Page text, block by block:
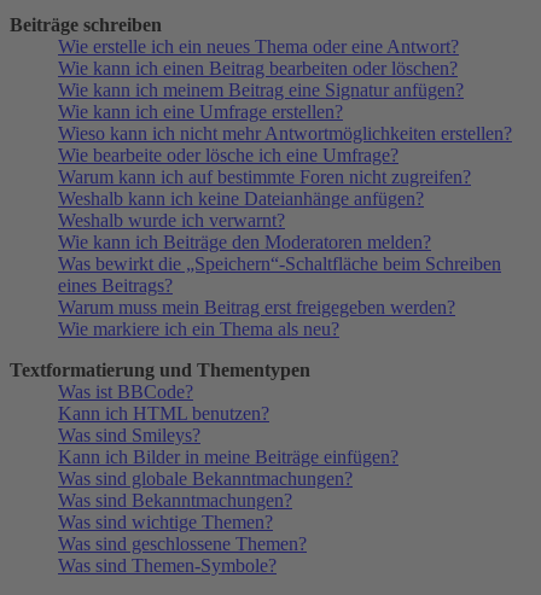
Beiträge schreiben
Wie erstelle ich ein neues Thema oder eine Antwort?
Wie kann ich einen Beitrag bearbeiten oder löschen?
Wie kann ich meinem Beitrag eine Signatur anfügen?
Wie kann ich eine Umfrage erstellen?
Wieso kann ich nicht mehr Antwortmöglichkeiten erstellen?
Wie bearbeite oder lösche ich eine Umfrage?
Warum kann ich auf bestimmte Foren nicht zugreifen?
Weshalb kann ich keine Dateianhänge anfügen?
Weshalb wurde ich verwarnt?
Wie kann ich Beiträge den Moderatoren melden?
Was bewirkt die „Speichern“-Schaltfläche beim Schreiben
eines Beitrags?
Warum muss mein Beitrag erst freigegeben werden?
Wie markiere ich ein Thema als neu?
Textformatierung und Thementypen
Was ist BBCode?
Kann ich HTML benutzen?
Was sind Smileys?
Kann ich Bilder in meine Beiträge einfügen?
Was sind globale Bekanntmachungen?
Was sind Bekanntmachungen?
Was sind wichtige Themen?
Was sind geschlossene Themen?
Was sind Themen-Symbole?